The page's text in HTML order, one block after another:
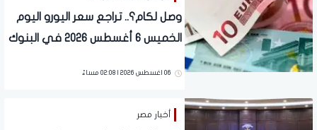
وصل لكام؟.. تراجع سعر اليورو اليوم
الخميس 6 أغسطس 2026 في البنوك
06 اغسطس 2026 | 02:08 مساءً
أخبار مصر